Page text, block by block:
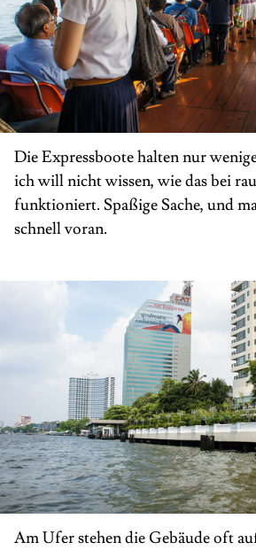
Die Expressboote halten nur
ich will nicht wissen, wie das bei
funktioniert. Spaßige Sache, und
schnell voran.
Am Ufer stehen die Gebäude oft